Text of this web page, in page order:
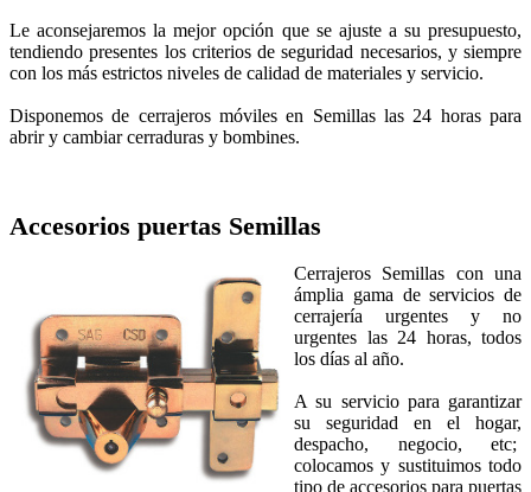
Le aconsejaremos la mejor opción que se ajuste a su presupuesto,
tendiendo presentes los criterios de seguridad necesarios, y siempre
con los más estrictos niveles de calidad de materiales y servicio.
Disponemos de cerrajeros móviles en Semillas las 24 horas para
abrir y cambiar cerraduras y bombines.
Accesorios puertas Semillas
Cerrajeros Semillas con una
ámplia gama de servicios de
cerrajería urgentes y no
urgentes las 24 horas, todos
los días al año.
A su servicio para garantizar
su seguridad en el hogar,
despacho, negocio, etc;
colocamos y sustituimos todo
tipo de accesorios para puertas